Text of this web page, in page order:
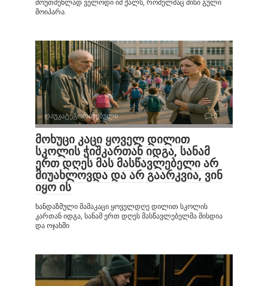
მოუთმენლად ველოდი იმ ქალს, რომელმაც მისი გული
მოიპარა.
დაუკატეგორიზებული 0
მოხუცი კაცი ყოველ დილით
სკოლის ჭიშკართან იდგა, სანამ
ერთ დღეს მას მასწავლებელი არ
მიუახლოვდა და არ გაარკვია, ვინ
იყო ის
ხანდაზმული მამაკაცი ყოველდღე დილით სკოლის
კართან იდგა, სანამ ერთ დღეს მასწავლებელმა მისდია
და ოჯახში